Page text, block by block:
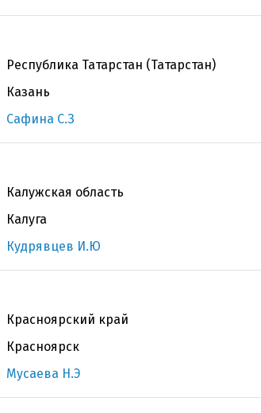
Республика Татарстан (Татарстан)
Казань
Сафина С.З
Калужская область
Калуга
Кудрявцев И.Ю
Красноярский край
Красноярск
Мусаева Н.Э